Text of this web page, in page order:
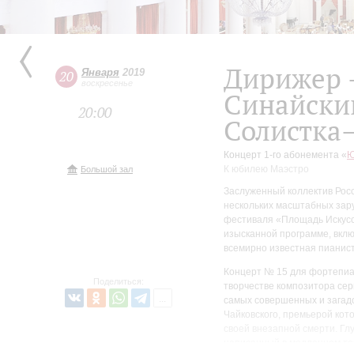
20 Января 2019
воскресенье
20:00
Большой зал
Поделиться:
Дирижер
Концерт 1-го абонемента «
К юбилею Маэстро
Заслуженный коллектив
нескольких масштабных
фестиваля «Площадь
изысканной программе,
всемирно известная
Концерт № 15 для
творчестве композитора
самых совершенных и
Чайковского, премьерой